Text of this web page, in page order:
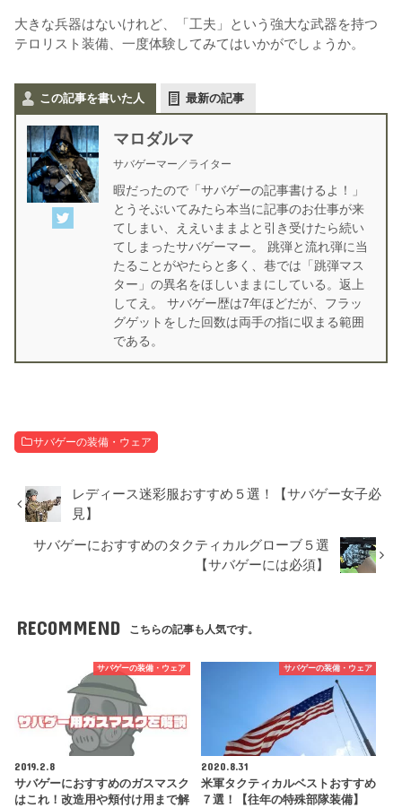
大きな兵器はないけれど、「工夫」という強大な武器を持つ
テロリスト装備、一度体験してみてはいかがでしょうか。
この記事を書いた人 最新の記事
マロダルマ
サバゲーマー／ライター
暇だったので「サバゲーの記事書けるよ！」
とうそぶいてみたら本当に記事のお仕事が来
てしまい、ええいままよと引き受けたら続い
てしまったサバゲーマー。 跳弾と流れ弾に当
たることがやたらと多く、巷では「跳弾マス
ター」の異名をほしいままにしている。返上
してえ。 サバゲー歴は7年ほどだが、フラッ
グゲットをした回数は両手の指に収まる範囲
である。
サバゲーの装備・ウェア
レディース迷彩服おすすめ５選！【サバゲー女子必
見】
サバゲーにおすすめのタクティカルグローブ５選
【サバゲーには必須】
RECOMMEND こちらの記事も人気です。
サバゲーの装備・ウェア
2019.2.8
サバゲーにおすすめのガスマスク
はこれ！改造用や頬付け用まで解
サバゲーの装備・ウェア
2020.8.31
米軍タクティカルベストおすすめ
７選！【往年の特殊部隊装備】